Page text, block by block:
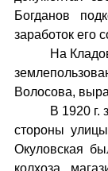
Богданов
заработок его
На
Волосова,
В 1920 г.
стороны
Окуловская
колхоза,